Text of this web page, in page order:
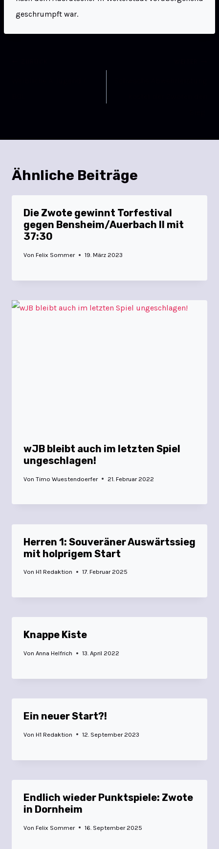
geschrumpft war.
Ähnliche Beiträge
Die Zwote gewinnt Torfestival
gegen Bensheim/Auerbach II mit
37:30
Von Felix Sommer 19. März 2023
wJB bleibt auch im letzten Spiel
ungeschlagen!
Von Timo Wuestendoerfer 21. Februar 2022
Herren 1: Souveräner Auswärtssieg
mit holprigem Start
Von H1 Redaktion 17. Februar 2025
Knappe Kiste
Von Anna Helfrich 13. April 2022
Ein neuer Start?!
Von H1 Redaktion 12. September 2023
Endlich wieder Punktspiele: Zwote
in Dornheim
Von Felix Sommer 16. September 2025